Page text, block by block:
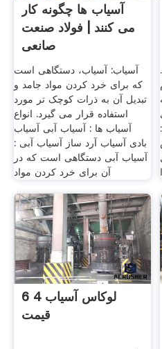
آسیاب ها چگونه کار
می کنند | فولاد صنعت
صانعی
آسیاب: آسیاب، دستگاهی است
که برای خرد کردن مواد جامد و
تبدیل آن به ذرات کوچک تر مورد
استفاده قرار می گیرد. انواع
آسیاب ها : آسیاب آبی آسیاب
بادی آسیاب آرد ساز آسیاب آبی :
آسیاب آبی دستگاهی است که در
آن برای خرد کردن مواد
لوکاس آسیاب 4 6
قیمت